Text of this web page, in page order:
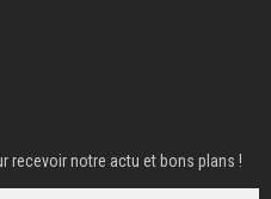
recevoir notre actu et bons plans !